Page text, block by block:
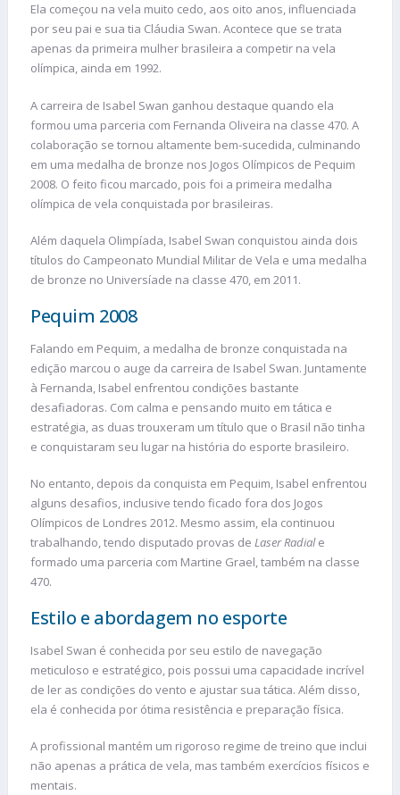
Ela começou na vela muito cedo, aos oito anos, influenciada
por seu pai e sua tia Cláudia Swan. Acontece que se trata
apenas da primeira mulher brasileira a competir na vela
olímpica, ainda em 1992.
A carreira de Isabel Swan ganhou destaque quando ela
formou uma parceria com Fernanda Oliveira na classe 470. A
colaboração se tornou altamente bem-sucedida, culminando
em uma medalha de bronze nos Jogos Olímpicos de Pequim
2008. O feito ficou marcado, pois foi a primeira medalha
olímpica de vela conquistada por brasileiras.
Além daquela Olimpíada, Isabel Swan conquistou ainda dois
títulos do Campeonato Mundial Militar de Vela e uma medalha
de bronze no Universíade na classe 470, em 2011.
Pequim 2008
Falando em Pequim, a medalha de bronze conquistada na
edição marcou o auge da carreira de Isabel Swan. Juntamente
à Fernanda, Isabel enfrentou condições bastante
desafiadoras. Com calma e pensando muito em tática e
estratégia, as duas trouxeram um título que o Brasil não tinha
e conquistaram seu lugar na história do esporte brasileiro.
No entanto, depois da conquista em Pequim, Isabel enfrentou
alguns desafios, inclusive tendo ficado fora dos Jogos
Olímpicos de Londres 2012. Mesmo assim, ela continuou
trabalhando, tendo disputado provas de Laser Radiale
formado uma parceria com Martine Grael, também na classe
470.
Estilo e abordagem no esporte
Isabel Swan é conhecida por seu estilo de navegação
meticuloso e estratégico, pois possui uma capacidade incrível
de ler as condições do vento e ajustar sua tática. Além disso,
ela é conhecida por ótima resistência e preparação física.
A profissional mantém um rigoroso regime de treino que inclui
não apenas a prática de vela, mas também exercícios físicos e
mentais.